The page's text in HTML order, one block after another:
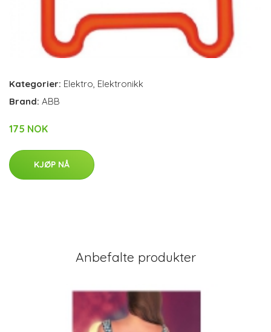
Kategorier: Elektro Elektronikk
Brand: ABB
175 NOK
KJØP NÅ
Anbefalte produkter